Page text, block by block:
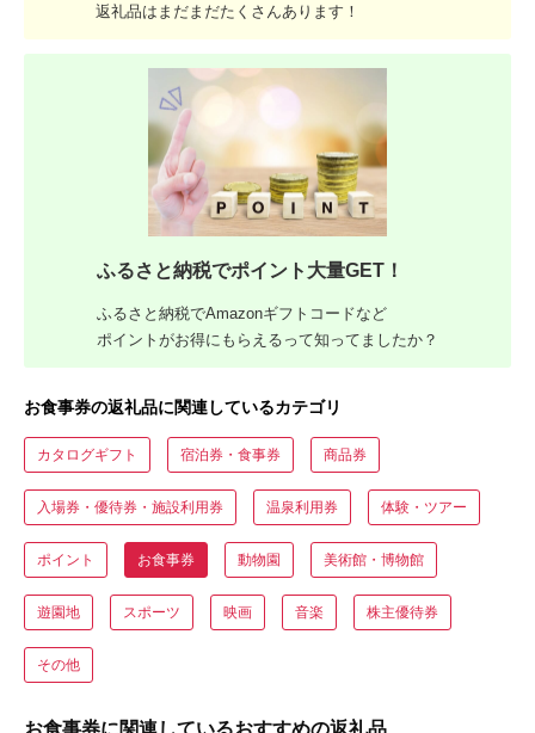
返礼品はまだまだたくさんあります！
ふるさと納税でポイント大量GET！
ふるさと納税でAmazonギフトコードなど
ポイントがお得にもらえるって知ってましたか？
お食事券の返礼品に関連しているカテゴリ
カタログギフト 宿泊券・食事券 商品券
入場券・優待券・施設利用券 温泉利用券 体験・ツアー
ポイント お食事券 動物園 美術館・博物館
遊園地 スポーツ 映画 音楽 株主優待券
その他